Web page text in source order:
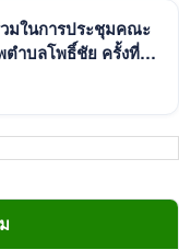
มในการประชุมคณะ
ตำบลโพธิ์ชัย ครั้งที่